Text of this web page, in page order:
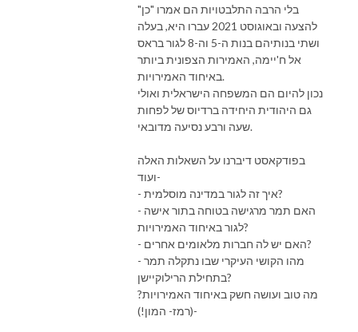
בלי הרבה התלבטויות הם אמרו "כן"
להצעה ובאוגוסט 2021 עברו היא, בעלה
ושתי בנותיהם בנות ה-5 וה-8 לגור בראס
אל ח'יימה, האמירות הצפונית ביותר
באיחוד האמירויות.
נכון להיום הם המשפחה הישראלית ואולי
גם היהודית היחידה ברדיוס של לפחות
שעה ורבע נסיעה מדובאי.
בפודקאסט דיברנו על השאלות האלה
ועוד-
- איך זה לגור במדינה מוסלמית?
- האם תמר מרגישה בטוחה בתור אישה
לגור באיחוד האמירויות?
- האם יש לה חברות מלאומים אחרים?
- מהו הקושי העיקרי שבו נתקלה תמר
בתחילת הרילוקיישן?
מה טוב ועושה חשק באיחוד האמירויות?
(רמז- המון!)-